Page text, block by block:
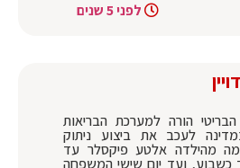
לפני 5 שנים
הורה למערכת הבריאות
לעכב את ביצוע ניתוק
מהילדה אלטע פיקסלר עד
כשבוע, ועד יום שישי המשפחה